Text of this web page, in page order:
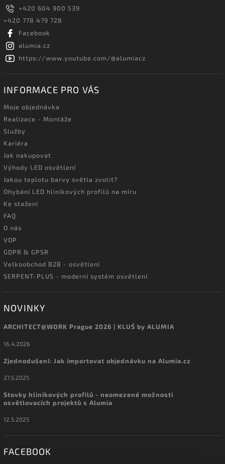
+420 604 900 539
+420 778 479 728
Facebook
alumia.cz
https://www.youtube.com/@alumiacz
INFORMACE PRO VÁS
Moje objednávka
Realizace - Montáže
Služby
Kariéra
Jak nakupovat
Výhody LED osvětlení
Jakou teplotu barvy světla zvolit?
Ohybání LED hliníkových profilů na míru
Ke stažení
FAQ
O nás
VOP
GDPR & GPSR
Velkoobchod B2B - osvětlení
SERPENT-PLUS - moderní systém osvětlení
NOVINKY
ARCHITECT@WORK Prague 2026 | KLUŚ by ALUMIA
16.4.2026
Zjednodušení: Jak importovat objednávku na Alumia.cz
27.5.2025
Stovky hliníkových profilů - neomezené možnosti
osvětlovacích projektů s Alumia
12.5.2025
FACEBOOK